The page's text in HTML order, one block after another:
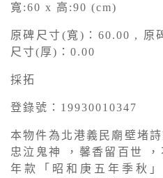
寬:60 x 高:90 (cm)
原碑尺寸(寬)：60.00 , 原
尺寸(厚)：0.00
採拓
登錄號：19930010347
本物件為北港義民廟壁堵
忠泣鬼神 ，馨香留百世 ，
年款「昭和庚五年季秋